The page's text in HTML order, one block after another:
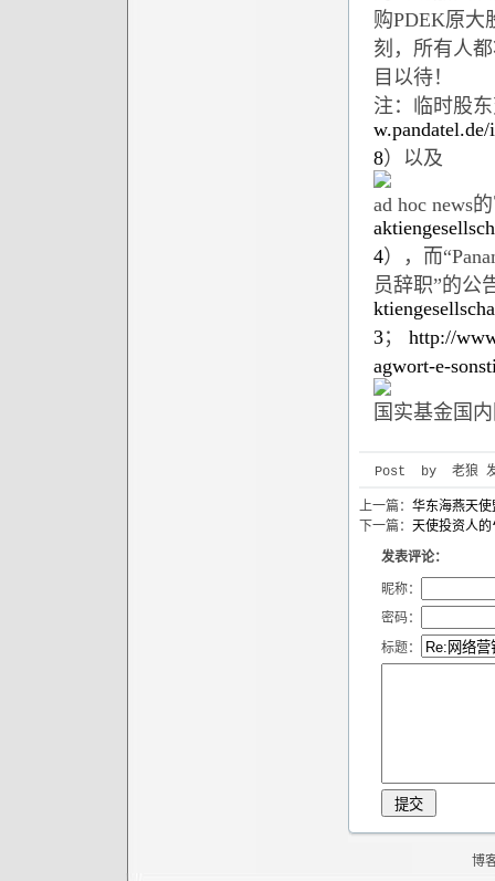
购PDEK原大
刻，所有人
目以待！
注：临时股
8）以及
ad hoc news
4），而
员辞职”的公
3； http://
agwort-e-
国实基金国
Post by 老狼 发
上一篇： 华东海燕天
下一篇： 天使投资人
发表评论：
昵称：
密码：
标题：
博